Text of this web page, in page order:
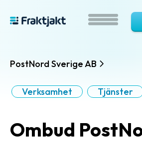
PostNord Sverige AB
Verksamhet Tjänster
Ombud